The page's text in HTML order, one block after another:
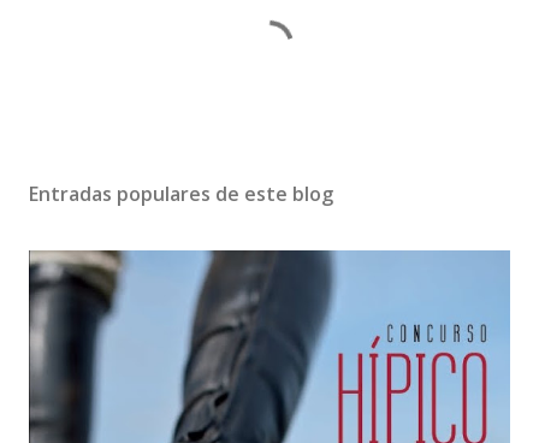
Entradas populares de este blog